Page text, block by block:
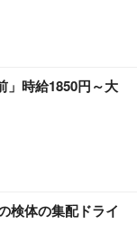
」時給1850円～大
検体の集配ドライ